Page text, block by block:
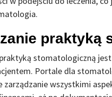
praktyką
stomatologiczną
Portale dla
zarządzanie wszystkimi